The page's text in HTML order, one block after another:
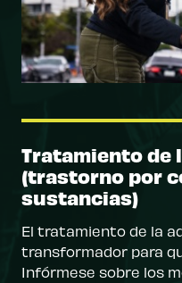
Tratamiento de
(trastorno por
sustancias)
El tratamiento de la
transformador para
Infórmese sobre los